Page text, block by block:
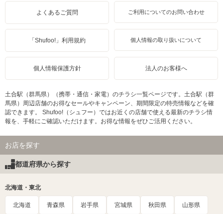
よくあるご質問 ご利用についてのお問い合わせ
「Shufoo!」利用規約 個人情報の取り扱いについて
個人情報保護方針 法人のお客様へ
土合駅（群馬県）（携帯・通信・家電）のチラシ一覧ページです。土合駅（群
馬県）周辺店舗のお得なセールやキャンペーン、期間限定の特売情報などを確
認できます。 Shufoo!（シュフー）ではお近くの店舗で使える最新のチラシ情
報を、手軽にご確認いただけます。お得な情報をぜひご活用ください。
お店を探す
都道府県から探す
北海道・東北
北海道 青森県 岩手県 宮城県 秋田県 山形県